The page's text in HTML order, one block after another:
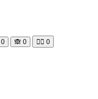
0 🙈 0 🧘‍♀️ 0